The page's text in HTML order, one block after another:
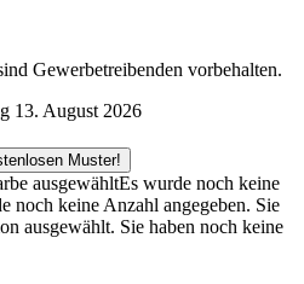
Gewerbetreibenden vorbehalten.
13. August 2026
Muster!
ausgewähltEs wurde noch keine
noch keine Anzahl angegeben. Sie
ausgewählt. Sie haben noch keine